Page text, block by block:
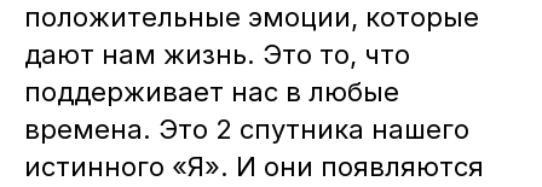
положительные эмоции, которые
дают нам жизнь. Это то, что
поддерживает нас в любые
времена. Это 2 спутника нашего
истинного «Я». И они появляются